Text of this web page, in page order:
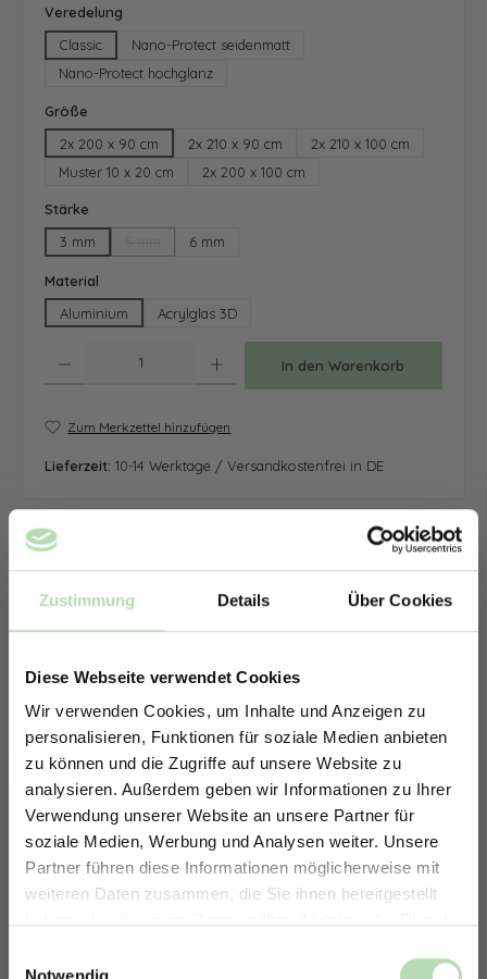
Zustimmung Details Über Cookies
Diese Webseite verwendet Cookies
Wir verwenden Cookies, um Inhalte und Anzeigen zu
personalisieren, Funktionen für soziale Medien anbieten
zu können und die Zugriffe auf unsere Website zu
analysieren. Außerdem geben wir Informationen zu Ihrer
Verwendung unserer Website an unsere Partner für
soziale Medien, Werbung und Analysen weiter. Unsere
Partner führen diese Informationen möglicherweise mit
weiteren Daten zusammen, die Sie ihnen bereitgestellt
Notwendig
Veredelung
Classic
Nano-Protect seidenmatt
Nano-Protect hochglanz
Größe
2x 200 x 90 cm
2x 210 x 90 cm
2x 210 x 100 cm
Muster 10 x 20 cm
2x 200 x 100 cm
Stärke
3 mm
(Diese Option ist zurzeit nicht verfügbar.)
6 mm
Material
Aluminium
Acrylglas 3D
In den Warenkorb
Zum Merkzettel hinzufügen
Lieferzeit: 10-14 Werktage / Versandkostenfrei in DE
Erstelle in nur 4 Schritten deine
ERHALTE 5% RABATT AUF
DEINE RÜCKWÄNDE